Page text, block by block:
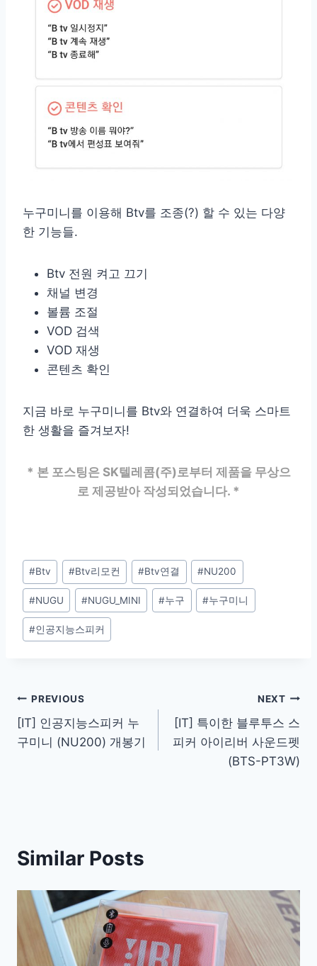
누구미니를 이용해 Btv를 조종(?) 할 수 있는 다양
한 기능들.
Btv 전원 켜고 끄기
채널 변경
볼륨 조절
VOD 검색
VOD 재생
콘텐츠 확인
지금 바로 누구미니를 Btv와 연결하여 더욱 스마트
한 생활을 즐겨보자!
* 본 포스팅은 SK텔레콤(주)로부터 제품을 무상으
로 제공받아 작성되었습니다. *
Post
Tags:
#Btv #Btv리모컨 #Btv연결 #NU200
#NUGU #NUGU_MINI #누구 #누구미니
#인공지능스피커
Post
navigation
PREVIOUS
[IT] 인공지능스피커 누
구미니 (NU200) 개봉기
NEXT
[IT] 특이한 블루투스 스
피커 아이리버 사운드펫
(BTS-PT3W)
Similar Posts